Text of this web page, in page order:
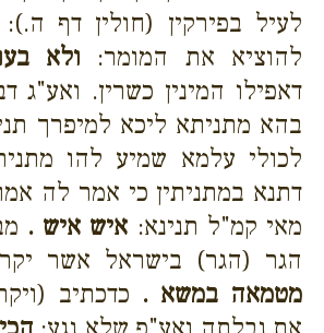
לעיל בפירקין (חולין דף
להוציא את המומר: ולא
דאפילו המינין כשרין. ואע"ג
בהא מתניתא ליכא למיפרך
לכולי עלמא שמיע להו
דתנא במתניתין כי אמר לה
מאי קמ"ל תנינא: איש איש .
הגר (הגר) בישראל אשר
מטמאה במשא . כדכתיב